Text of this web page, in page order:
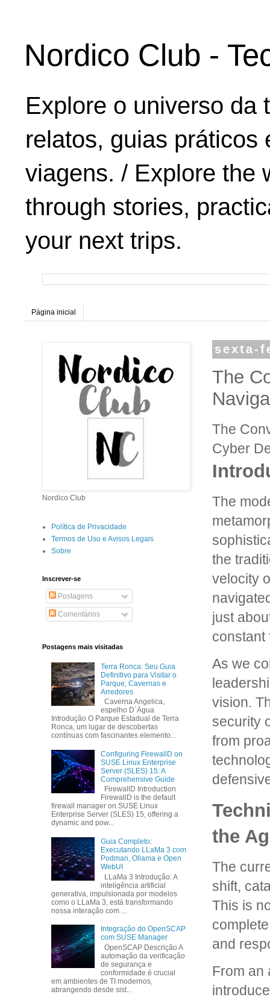
Nordico Club -
Explore o universo da
relatos, guias práticos
viagens. / Explore the
through stories,
your next trips.
Página inicial
sexta-
The
The
Cyber
The
the
velocity
just
As we
vision.
security
from
the
The
shift,
This is
and
From an
Nordico Club
Política de Privacidade
Termos de Uso e Avisos Legais
Sobre
Inscrever-se
Postagens
Comentários
Postagens mais visitadas
Terra Ronca: Seu Guia
Definitivo para Visitar o
Parque, Cavernas e
Arredores
Caverna Angelica,
espelho D`Ägua
Introdução O Parque Estadual de Terra
Ronca, um lugar de descobertas
contínuas com fascinantes elemento...
Configuring FirewallD on
SUSE Linux Enterprise
Server (SLES) 15: A
Comprehensive Guide
FirewallD Introduction
FirewallD is the default
firewall manager on SUSE Linux
Enterprise Server (SLES) 15, offering a
dynamic and pow...
Guia Completo:
Executando LLaMa 3 com
Podman, Ollama e Open
WebUI
LLaMa 3 Introdução: A
inteligência artificial
generativa, impulsionada por modelos
como o LLaMa 3, está transformando
nossa interação com ...
Integração do OpenSCAP
com SUSE Manager
OpenSCAP Descrição A
automação da verificação
de segurança e
conformidade é crucial
em ambientes de TI modernos,
abrangendo desde sist...